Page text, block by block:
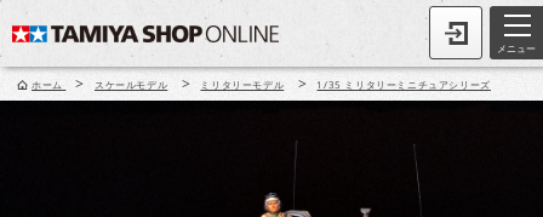
メニュー
ホーム > スケールモデル > ミリタリーモデル > 1/35 ミリタリーミニチュアシリーズ